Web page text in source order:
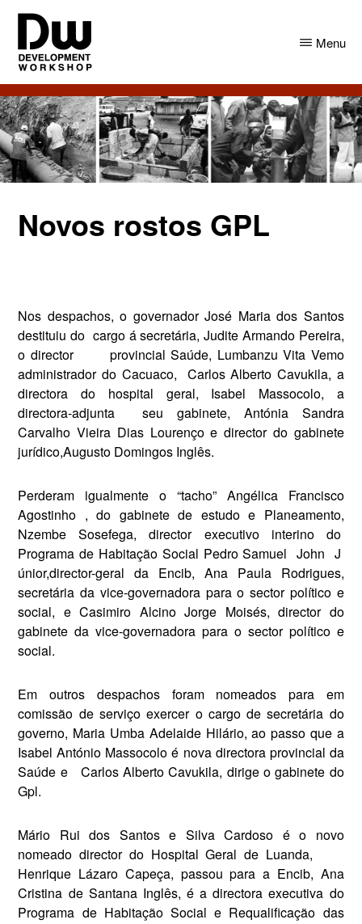
Skip
main
content
Skip
primary
sidebar
DW
Angola
Development
Workshop
Angola
Menu
Novos rostos GPL
Nos despachos, o gover­nador José Maria dos Santos
destituiu do cargo á secretária, Judite Armando ­Pereira,
o director
provincial Saúde, Lumbanzu Vita Vem­o
administrador do Cacuaco,
Carlos Alberto Cavukila, a
director­a do hospital geral, Isabel Massocolo, a
directora-adjunta
seu gabinete, Antónia Sandra
Carvalho Vieira Dias Lourenço e director do gabinete
jurídico,Augusto Domingos Inglês.
Perderam igualmente o “tacho” Angélica Francisco
Agostinho ­, do gabinete de estudo e Planeamento,
Nzembe Sosefega, director executivo interino do
Programa de Habitação Social ­Pedro Samuel John J
únior,director-geral da Encib, Ana Paula Rodrigues,
secretária da vice-­governadora para o sector políti­co e
social, e Casimiro Alcino Jorge Moisés, director do
gabine­te da vice-governadora para o sector político e
social.
Em outros despachos foram nomeados para em
comissão de serviço exercer o cargo de secre­tária do
governo, Maria Umba Adelaide Hilário, ao passo que a
Isabel António Massocolo é nova directora provincial da
Saúde e
Carlos Alberto Cavukila, dirige o gabinete do
Gpl.
Mário Rui dos Santos e Silva Cardoso é o novo
nomeado di­rector do Hospital Geral de Luanda,
Henrique Lázaro Cape­ça, passou para a Encib, Ana
Cristina de Santana Inglês, é a di­rectora executiva do
Programa de Habitação Social e Requalificação das